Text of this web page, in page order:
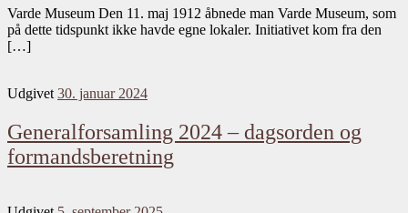
Varde Museum Den 11. maj 1912 åbnede man Varde Museum, som
på dette tidspunkt ikke havde egne lokaler. Initiativet kom fra den
[…]
Udgivet30. januar 2024
Generalforsamling 2024 – dagsorden og
formandsberetning